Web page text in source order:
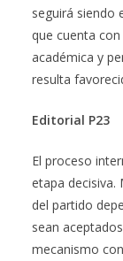
seguirá siendo
que cuenta
académica y
resulta
Editorial P23
El proceso
etapa decisiva.
del partido
sean
mecanismo